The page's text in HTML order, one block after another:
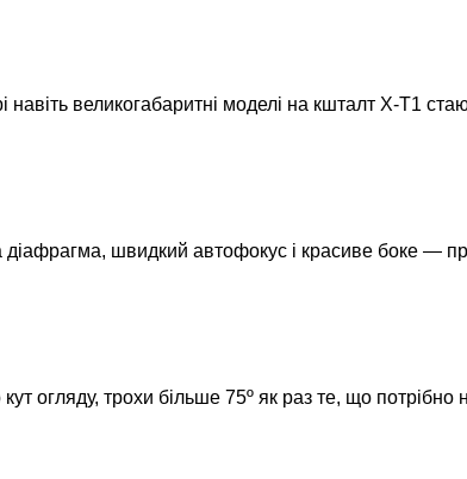
великогабаритні моделі на кшталт Х-Т1
діафрагма, швидкий автофокус і красиве боке —
огляду, трохи більше 75º як раз те, що